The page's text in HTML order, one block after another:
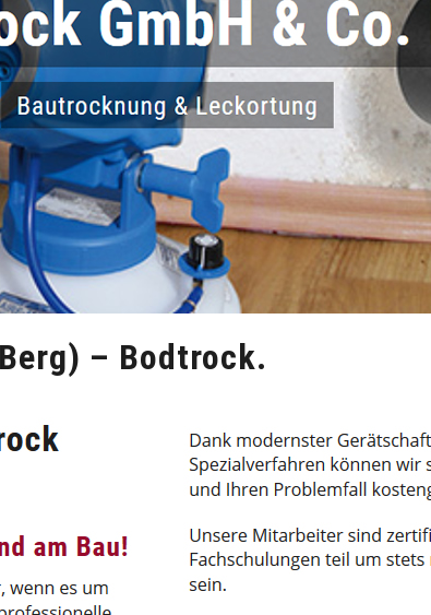
– Bodtrock.